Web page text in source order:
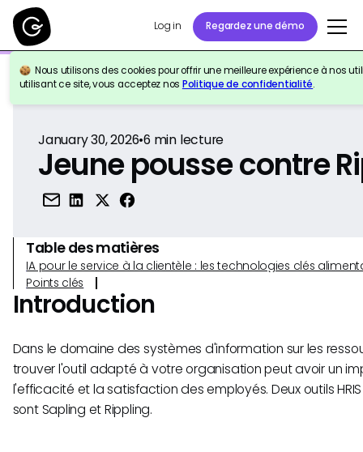
Log in Regardez une démo
Nous utilisons des cookies pour offrir une meilleure expérience à nos
utilisant ce site, vous acceptez nos Politique de confidentialité.
Retour à la référence
January 30, 2026•6 min lecture
Jeune pousse contre
Table des matières
IA pour le service à la clientèle : les technologies clés
Points clés
Introduction
Dans le domaine des systèmes d'information sur les
trouver l'outil adapté à votre organisation peut avoir un
l'efficacité et la satisfaction des employés. Deux outils
sont Sapling et Rippling.